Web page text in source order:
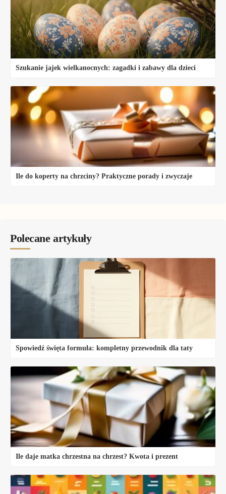
Szukanie jajek wielkanocnych: zagadki i zabawy dla dzieci
Ile do koperty na chrzciny? Praktyczne porady i zwyczaje
Polecane artykuły
Spowiedź święta formuła: kompletny przewodnik dla taty
Ile daje matka chrzestna na chrzest? Kwota i prezent